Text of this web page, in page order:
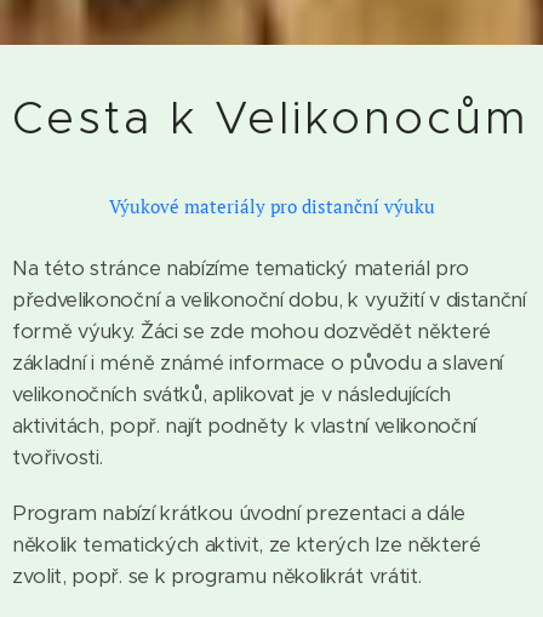
Cesta k Velikonocům
Výukové materiály pro distanční výuku
Na této stránce nabízíme tematický materiál pro
předvelikonoční a velikonoční dobu, k využití v distanční
formě výuky. Žáci se zde mohou dozvědět některé
základní i méně známé informace o původu a slavení
velikonočních svátků, aplikovat je v následujících
aktivitách, popř. najít podněty k vlastní velikonoční
tvořivosti.
Program nabízí krátkou úvodní prezentaci a dále
několik tematických aktivit, ze kterých lze některé
zvolit, popř. se k programu několikrát vrátit.